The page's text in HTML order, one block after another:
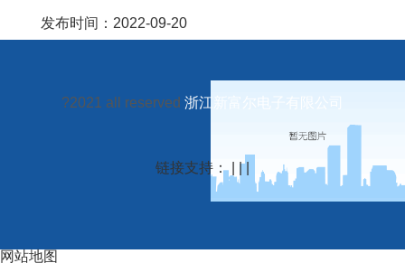
发布时间：2022-09-20
?2021 all reserved 浙江新富尔电子有限公司
链接支持： | | |
网站地图